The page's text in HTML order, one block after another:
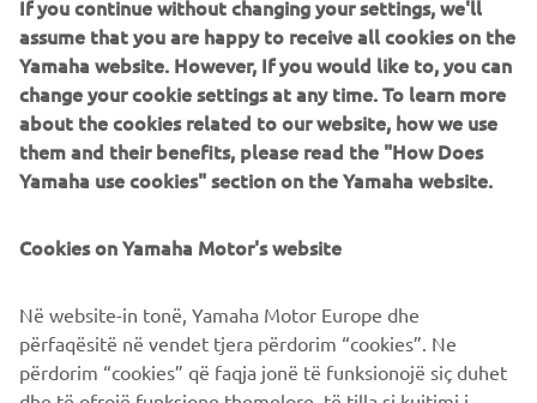
storie degli altri attraverso i social media. Adoriamo
presentare alcuni dei nostri piloti preferiti e raccontarne le
loro avventure.
If you continue without changing your settings, we'll
assume that you are happy to receive all cookies on the
Yamaha website. However, If you would like to, you can
change your cookie settings at any time. To learn more
about the cookies related to our website, how we use
them and their benefits, please read the "How Does
Yamaha use cookies" section on the Yamaha website.
Cookies on Yamaha Motor's website
Në website-in tonë, Yamaha Motor Europe dhe
përfaqësitë në vendet tjera përdorim “cookies”. Ne
përdorim “cookies” që faqja jonë të funksionojë siç duhet